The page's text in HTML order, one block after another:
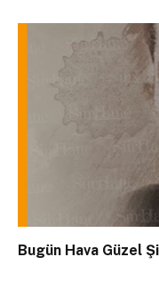
Bugün Hava Güzel